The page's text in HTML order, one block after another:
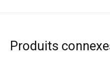
Produits